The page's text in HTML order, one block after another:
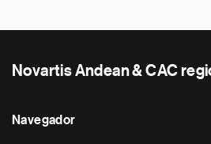
Novartis Andean & CAC
Navegador